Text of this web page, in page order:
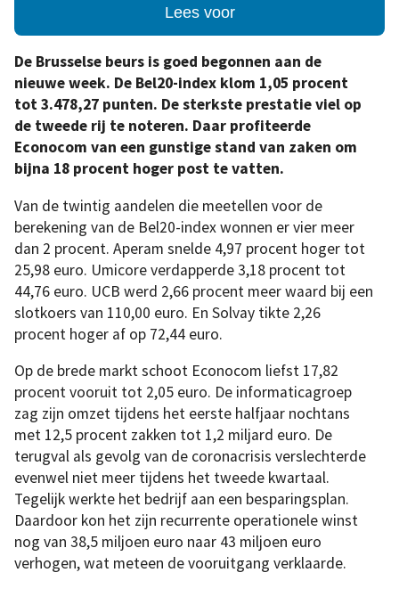
Lees voor
De Brusselse beurs is goed begonnen aan de
nieuwe week. De Bel20-index klom 1,05 procent
tot 3.478,27 punten. De sterkste prestatie viel op
de tweede rij te noteren. Daar profiteerde
Econocom van een gunstige stand van zaken om
bijna 18 procent hoger post te vatten.
Van de twintig aandelen die meetellen voor de
berekening van de Bel20-index wonnen er vier meer
dan 2 procent. Aperam snelde 4,97 procent hoger tot
25,98 euro. Umicore verdapperde 3,18 procent tot
44,76 euro. UCB werd 2,66 procent meer waard bij een
slotkoers van 110,00 euro. En Solvay tikte 2,26
procent hoger af op 72,44 euro.
Op de brede markt schoot Econocom liefst 17,82
procent vooruit tot 2,05 euro. De informaticagroep
zag zijn omzet tijdens het eerste halfjaar nochtans
met 12,5 procent zakken tot 1,2 miljard euro. De
terugval als gevolg van de coronacrisis verslechterde
evenwel niet meer tijdens het tweede kwartaal.
Tegelijk werkte het bedrijf aan een besparingsplan.
Daardoor kon het zijn recurrente operationele winst
nog van 38,5 miljoen euro naar 43 miljoen euro
verhogen, wat meteen de vooruitgang verklaarde.